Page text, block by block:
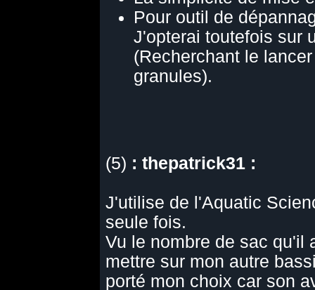
Pour outil de
J'opterai toutefois sur
(Recherchant le
granules).
(5) : thepatrick31 :
J'utilise de l'Aquatic
seule fois.
Vu le nombre de sac qu'il
mettre sur mon autre
porté mon choix car son